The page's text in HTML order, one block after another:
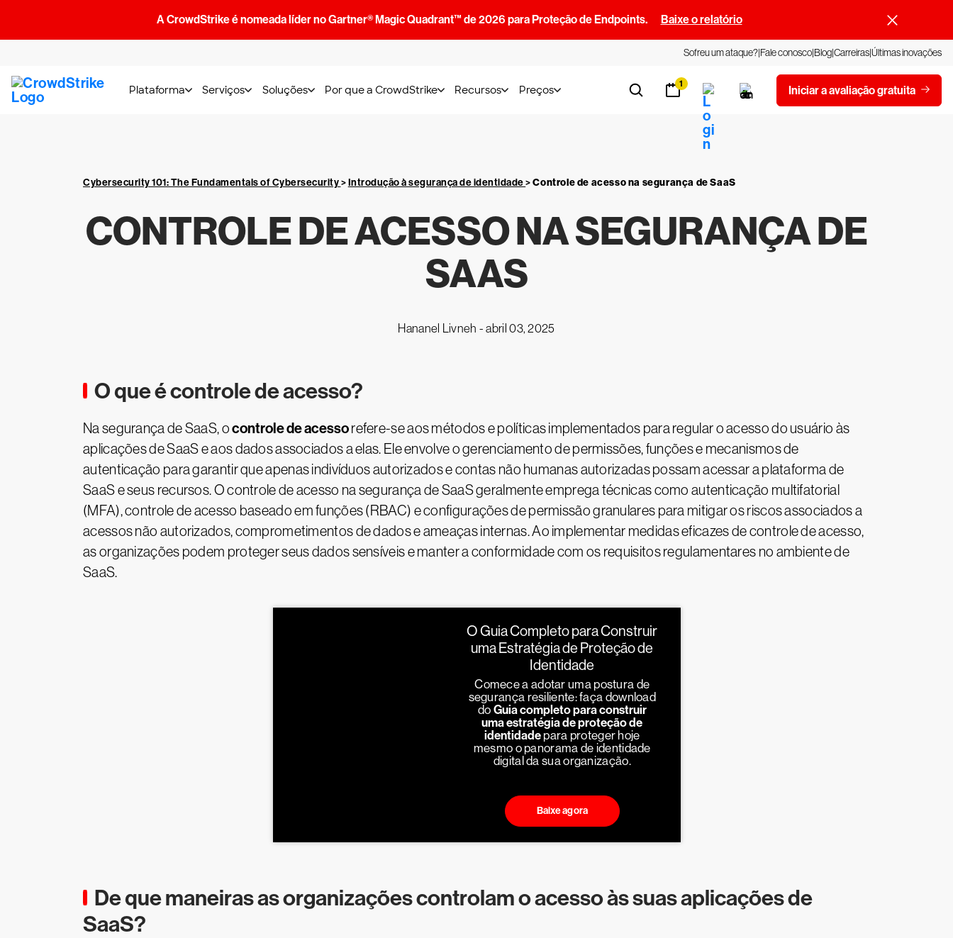
A CrowdStrike é nomeada líder no Gartner® Magic Quadrant™ de 2026 para Proteção de Endpoints. Baixe o relatório
Sofreu um ataque?Fale conoscoBlogCarreirasÚltimas inovações
Plataforma Serviços Soluções Por que a CrowdStrike Recursos Preços 1 Iniciar a avaliação gratuita
Cybersecurity 101: The Fundamentals of Cybersecurity>Introdução à segurança de identidade>Controle de acesso na segurança de SaaS
CONTROLE DE ACESSO NA SEGURANÇA DE
SAAS
Hananel Livneh -abril 03, 2025
O que é controle de acesso?
Na segurança de SaaS, ocontrole de acessorefere-se aos métodos e políticas implementados para regular o acesso do usuário às
aplicações de SaaS e aos dados associados a elas. Ele envolve o gerenciamento de permissões, funções e mecanismos de
autenticação para garantir que apenas indivíduos autorizados e contas não humanas autorizadas possam acessar a plataforma de
SaaS e seus recursos. O controle de acesso na segurança de SaaS geralmente emprega técnicas como autenticação multifatorial
(MFA), controle de acesso baseado em funções (RBAC) e configurações de permissão granulares para mitigar os riscos associados a
acessos não autorizados, comprometimentos de dados e ameaças internas. Ao implementar medidas eficazes de controle de acesso,
as organizações podem proteger seus dados sensíveis e manter a conformidade com os requisitos regulamentares no ambiente de
SaaS.
O Guia Completo para Construir
uma Estratégia de Proteção de
Identidade
Comece a adotar uma postura de
segurança resiliente: faça download
do Guia completo para construir
uma estratégia de proteção de
identidadepara proteger hoje
mesmo o panorama de identidade
digital da sua organização.
Baixe agora
De que maneiras as organizações controlam o acesso às suas aplicações de
SaaS?